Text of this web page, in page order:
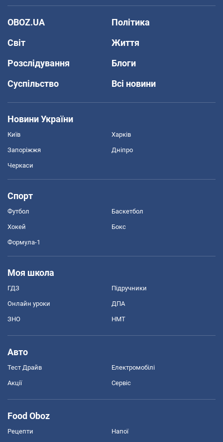
OBOZ.UA
Політика
Світ
Життя
Розслідування
Блоги
Суспільство
Всі новини
Новини України
Київ Харків
Запоріжжя Дніпро
Черкаси
Спорт
Футбол Баскетбол
Хокей Бокс
Формула-1
Моя школа
ГДЗ Підручники
Онлайн уроки ДПА
ЗНО НМТ
Авто
Тест Драйв Електромобілі
Акції Сервіс
Food Oboz
Рецепти Напої